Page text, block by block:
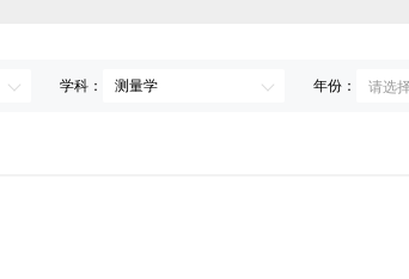
学科： 年份：